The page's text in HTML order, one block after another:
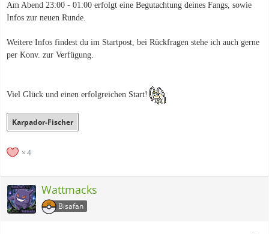
Am Abend 23:00 - 01:00 erfolgt eine Begutachtung deines Fangs, sowie
Infos zur neuen Runde.
Weitere Infos findest du im Startpost, bei Rückfragen stehe ich auch gerne
per Konv. zur Verfügung.
Viel Glück und einen erfolgreichen Start!
Karpador-Fischer
4
Wattmacks
Bisafan